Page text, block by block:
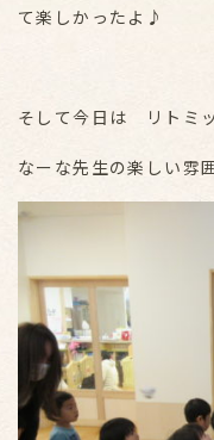
て楽しかったよ♪
そして今日は リトミッ
なーな先生の楽しい雰